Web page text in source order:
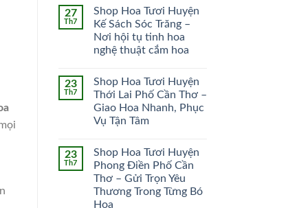
HOA CÔ DÂU
51 SẢN PHẨM
HOA KHAI TRƯƠNG
27
Th7
Shop Hoa Tươi Huyện
Kế Sách Sóc Trăng –
Nơi hội tụ tinh hoa
nghệ thuật cắm hoa
23
Th7
Shop Hoa Tươi Huyện
Thới Lai Phố Cần Thơ –
Giao Hoa Nhanh, Phục
Vụ Tận Tâm
23
Th7
Shop Hoa Tươi Huyện
Phong Điền Phố Cần
Thơ – Gửi Trọn Yêu
Thương Trong Từng Bó
Hoa